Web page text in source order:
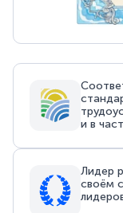
и в
Лидер
своём